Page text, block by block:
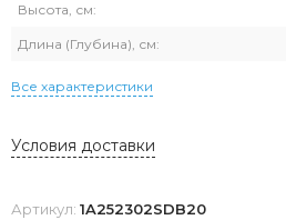
Высота, см:
Длина (Глубина), см:
Все характеристики
Условия доставки
Артикул: 1A252302SDB20